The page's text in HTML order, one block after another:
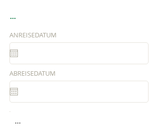
...
ANREISEDATUM
ABREISEDATUM
...